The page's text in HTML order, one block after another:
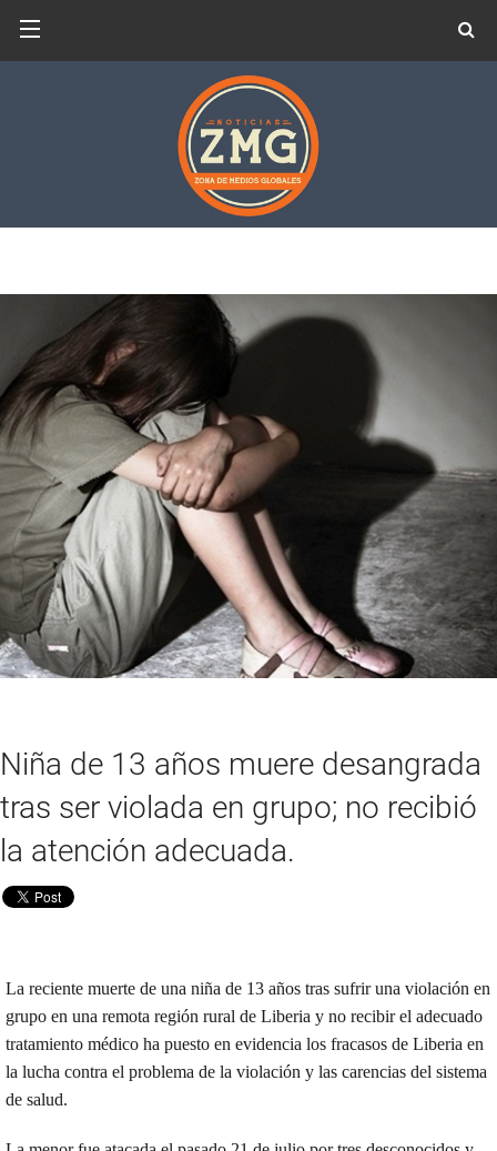
Niña de 13 años muere desangrada
tras ser violada en grupo; no recibió
la atención adecuada.
La reciente muerte de una niña de 13 años tras sufrir una violación en
grupo en una remota región rural de Liberia y no recibir el adecuado
tratamiento médico ha puesto en evidencia los fracasos de Liberia en
la lucha contra el problema de la violación y las carencias del sistema
de salud.